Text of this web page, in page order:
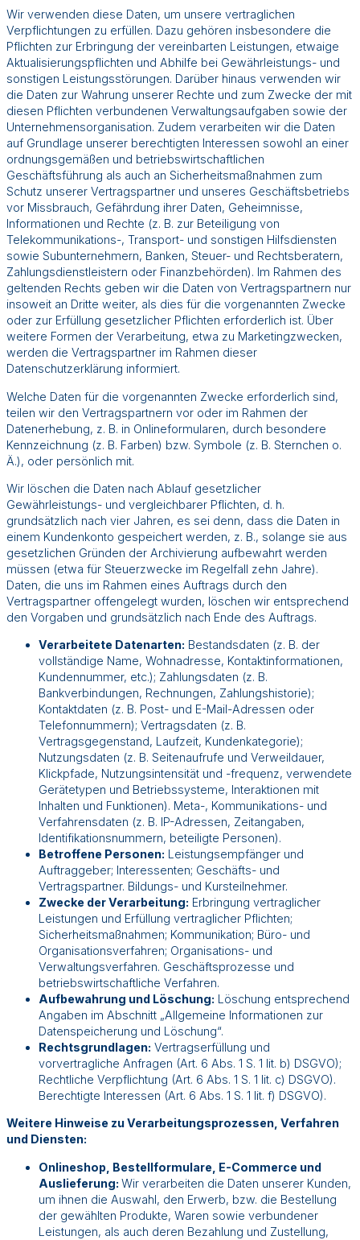
Wir verwenden diese Daten, um unsere vertraglichen
Verpflichtungen zu erfüllen. Dazu gehören insbesondere die
Pflichten zur Erbringung der vereinbarten Leistungen, etwaige
Aktualisierungspflichten und Abhilfe bei Gewährleistungs- und
sonstigen Leistungsstörungen. Darüber hinaus verwenden wir
die Daten zur Wahrung unserer Rechte und zum Zwecke der mit
diesen Pflichten verbundenen Verwaltungsaufgaben sowie der
Unternehmensorganisation. Zudem verarbeiten wir die Daten
auf Grundlage unserer berechtigten Interessen sowohl an einer
ordnungsgemäßen und betriebswirtschaftlichen
Geschäftsführung als auch an Sicherheitsmaßnahmen zum
Schutz unserer Vertragspartner und unseres Geschäftsbetriebs
vor Missbrauch, Gefährdung ihrer Daten, Geheimnisse,
Informationen und Rechte (z. B. zur Beteiligung von
Telekommunikations-, Transport- und sonstigen Hilfsdiensten
sowie Subunternehmern, Banken, Steuer- und Rechtsberatern,
Zahlungsdienstleistern oder Finanzbehörden). Im Rahmen des
geltenden Rechts geben wir die Daten von Vertragspartnern nur
insoweit an Dritte weiter, als dies für die vorgenannten Zwecke
oder zur Erfüllung gesetzlicher Pflichten erforderlich ist. Über
weitere Formen der Verarbeitung, etwa zu Marketingzwecken,
werden die Vertragspartner im Rahmen dieser
Datenschutzerklärung informiert.
Welche Daten für die vorgenannten Zwecke erforderlich sind,
teilen wir den Vertragspartnern vor oder im Rahmen der
Datenerhebung, z. B. in Onlineformularen, durch besondere
Kennzeichnung (z. B. Farben) bzw. Symbole (z. B. Sternchen o.
Ä.), oder persönlich mit.
Wir löschen die Daten nach Ablauf gesetzlicher
Gewährleistungs- und vergleichbarer Pflichten, d. h.
grundsätzlich nach vier Jahren, es sei denn, dass die Daten in
einem Kundenkonto gespeichert werden, z. B., solange sie aus
gesetzlichen Gründen der Archivierung aufbewahrt werden
müssen (etwa für Steuerzwecke im Regelfall zehn Jahre).
Daten, die uns im Rahmen eines Auftrags durch den
Vertragspartner offengelegt wurden, löschen wir entsprechend
den Vorgaben und grundsätzlich nach Ende des Auftrags.
Verarbeitete Datenarten: Bestandsdaten (z. B. der
vollständige Name, Wohnadresse, Kontaktinformationen,
Kundennummer, etc.); Zahlungsdaten (z. B.
Bankverbindungen, Rechnungen, Zahlungshistorie);
Kontaktdaten (z. B. Post- und E-Mail-Adressen oder
Telefonnummern); Vertragsdaten (z. B.
Vertragsgegenstand, Laufzeit, Kundenkategorie);
Nutzungsdaten (z. B. Seitenaufrufe und Verweildauer,
Klickpfade, Nutzungsintensität und -frequenz, verwendete
Gerätetypen und Betriebssysteme, Interaktionen mit
Inhalten und Funktionen). Meta-, Kommunikations- und
Verfahrensdaten (z. B. IP-Adressen, Zeitangaben,
Identifikationsnummern, beteiligte Personen).
Betroffene Personen: Leistungsempfänger und
Auftraggeber; Interessenten; Geschäfts- und
Vertragspartner. Bildungs- und Kursteilnehmer.
Zwecke der Verarbeitung: Erbringung vertraglicher
Leistungen und Erfüllung vertraglicher Pflichten;
Sicherheitsmaßnahmen; Kommunikation; Büro- und
Organisationsverfahren; Organisations- und
Verwaltungsverfahren. Geschäftsprozesse und
betriebswirtschaftliche Verfahren.
Aufbewahrung und Löschung: Löschung entsprechend
Angaben im Abschnitt „Allgemeine Informationen zur
Datenspeicherung und Löschung“.
Rechtsgrundlagen: Vertragserfüllung und
vorvertragliche Anfragen (Art. 6 Abs. 1 S. 1 lit. b) DSGVO);
Rechtliche Verpflichtung (Art. 6 Abs. 1 S. 1 lit. c) DSGVO).
Berechtigte Interessen (Art. 6 Abs. 1 S. 1 lit. f) DSGVO).
Weitere Hinweise zu Verarbeitungsprozessen, Verfahren
und Diensten:
Onlineshop, Bestellformulare, E-Commerce und
Auslieferung: Wir verarbeiten die Daten unserer Kunden,
um ihnen die Auswahl, den Erwerb, bzw. die Bestellung
der gewählten Produkte, Waren sowie verbundener
Leistungen, als auch deren Bezahlung und Zustellung,